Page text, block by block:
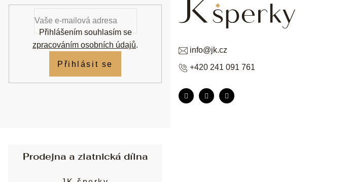
info@jk.cz
+420 241 091 761
Přihlášením souhlasím se
zpracováním osobních údajů.
Přihlásit se
Prodejna a zlatnická dílna